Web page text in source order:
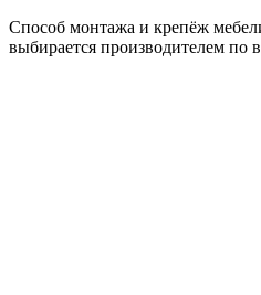
Способ монтажа и крепёж
выбирается производителем по